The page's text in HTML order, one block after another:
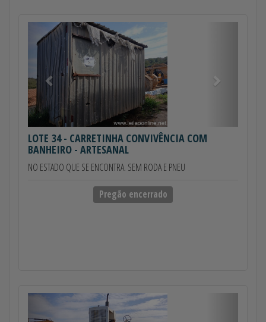
Anterior
LOTE 34- CARRETINHA CONVIVÊNCIA COM
BANHEIRO - ARTESANAL
NO ESTADO QUE SE ENCONTRA. SEM RODA E PNEU
Pregão encerrado
Anterior